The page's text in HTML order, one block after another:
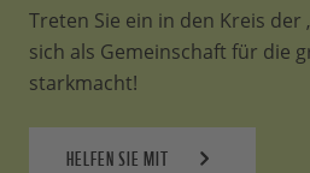
Treten Sie ein in den Kreis der
sich als Gemeinschaft für die
starkmacht!
HELFEN SIE MIT